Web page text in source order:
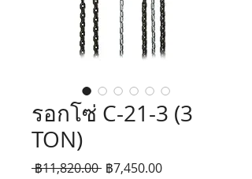
รอกโซ่ C-21-3 (3
TON)
฿11,820.00 ราคา
฿7,450.00ราคา